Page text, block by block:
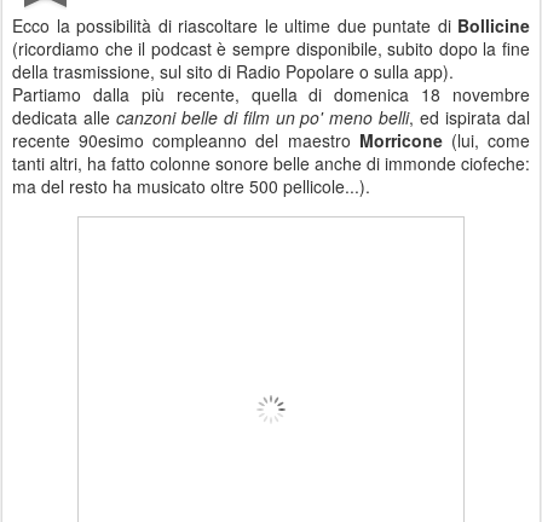
Ecco la possibilità di riascoltare le ultime due puntate di Bollicine
(ricordiamo che il podcast è sempre disponibile, subito dopo la fine
della trasmissione, sul sito di Radio Popolare o sulla app).
Partiamo dalla più recente, quella di domenica 18 novembre
dedicata alle canzoni belle di film un po' meno belli, ed ispirata dal
recente 90esimo compleanno del maestro Morricone(lui, come
tanti altri, ha fatto colonne sonore belle anche di immonde ciofeche:
ma del resto ha musicato oltre 500 pellicole...).